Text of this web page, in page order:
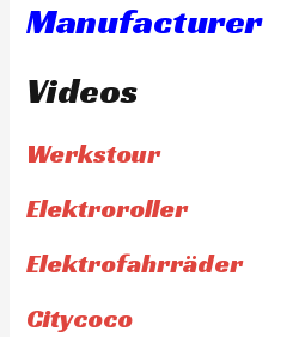
Manufacturer
Videos
Werkstour
Elektroroller
Elektrofahrräder
Citycoco